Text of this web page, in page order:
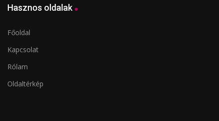
Hasznos oldalak
Főoldal
Kapcsolat
Rólam
Oldaltérkép